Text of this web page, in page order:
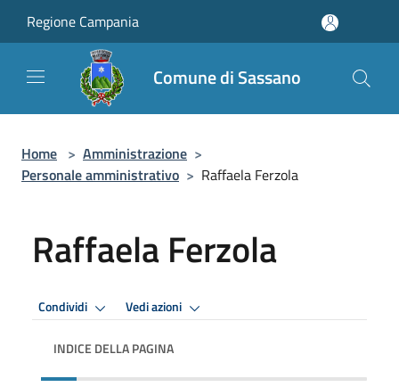
Regione Campania
Comune di Sassano
Home > Amministrazione >
Personale amministrativo > Raffaela Ferzola
Raffaela Ferzola
Condividi Vedi azioni
INDICE DELLA PAGINA